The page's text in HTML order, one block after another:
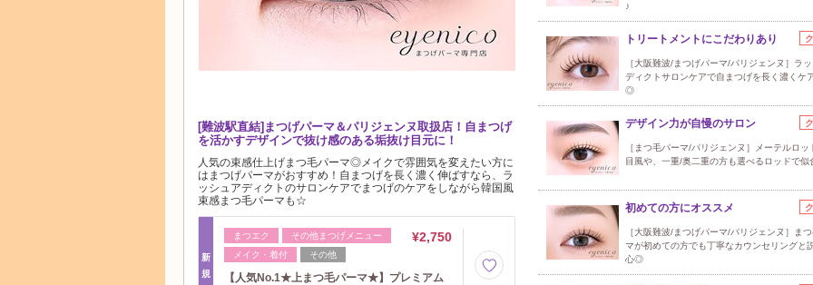
[難波駅直結]まつげパーマ＆パリジェンヌ取扱店！自まつげ
を活かすデザインで抜け感のある垢抜け目元に！
人気の束感仕上げまつ毛パーマ◎メイクで雰囲気を変えたい方に
はまつげパーマがおすすめ！自まつげを長く濃く伸ばすなら、ラ
ッシュアディクトのサロンケアでまつげのケアをしながら韓国風
束感まつ毛パーマも☆
新
規
まつエク
その他まつげメニュー
メイク・着付
その他
¥2,750
【人気No.1★上まつ毛パーマ★】プレミアム
♪
トリートメントにこだわりあり
［大阪難波/まつげパーマ/パリジェンヌ］ラ
ディクトサロンケアで自まつげを長く濃くケ
◎
デザイン力が自慢のサロン
［まつ毛パーマ/パリジェンヌ］メーテルロッ
目風や、一重/奥二重の方も選べるロッドで
初めての方にオススメ
［大阪難波/まつげパーマ/パリジェンヌ］ま
マが初めての方でも丁寧なカウンセリングと
心◎